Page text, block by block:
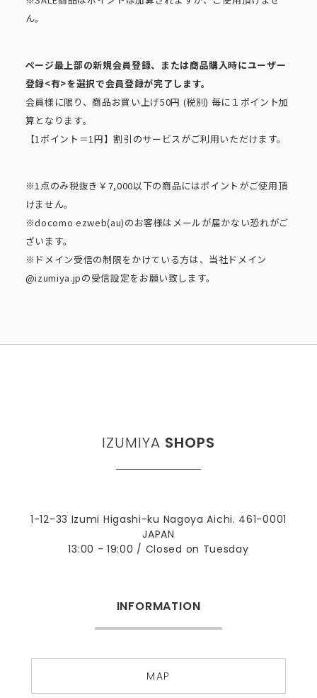
ん。
ページ最上部の新規会員登録、または商品購入時にユーザー
登録<有>を選択で会員登録が完了します。
会員様に限り、商品お買い上げ50円 (税別) 毎に１ポイント加
算となります。
【1ポイント＝1円】割引のサービスがご利用いただけます。
※1点のみ税抜き￥7,000以下の商品にはポイントがご使用頂
けません。
※docomo ezweb(au)のお客様はメールが届かない恐れがご
ざいます。
※ドメイン受信の制限をかけている方は、当社ドメイン
@izumiya.jpの受信設定をお願い致します。
IZUMIYA SHOPS
1-12-33 Izumi Higashi-ku Nagoya Aichi. 461-0001
JAPAN
13:00 - 19:00 / Closed on Tuesday
INFORMATION
MAP